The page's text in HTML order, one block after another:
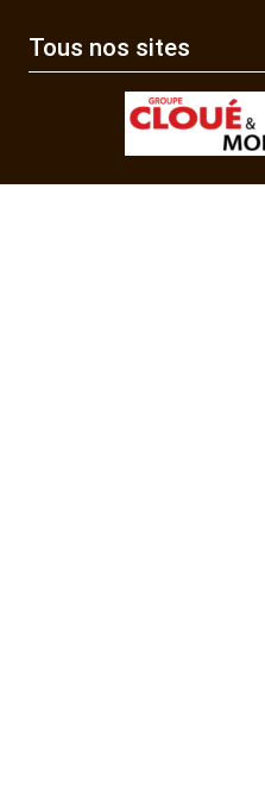
Tous nos sites